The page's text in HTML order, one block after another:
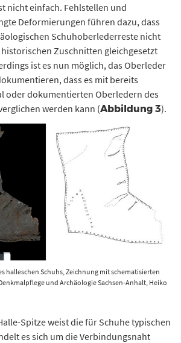
nicht einfach. Fehlstellen und
Deformierungen führen dazu, dass
Schuhoberlederreste nicht
Zuschnitten gleichgesetzt
ist es nun möglich, das Oberleder
dass es mit bereits
oder dokumentierten Oberledern des
werden kann (Abbildung 3).
halleschen Schuhs, Zeichnung mit schematisierten
und Archäologie Sachsen-Anhalt, Heiko
Spitze weist die für Schuhe typischen
es sich um die Verbindungsnaht